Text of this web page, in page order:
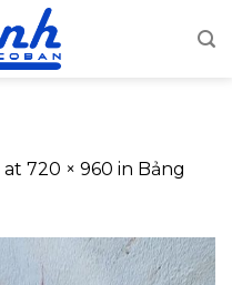
at 720 × 960 in Bảng